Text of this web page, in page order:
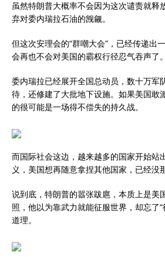
虽然特朗普大概率不会因为这次谴责就释
弃对委内瑞拉石油的觊觎。
但这次安理会的“群嘲大会”，已经传递出
会再也不会对美国的霸权行径忍气吞声了。
委内瑞拉已经展开全国总动员，数十万军
待，还修建了大批地下设施。如果美国敢
的很可能是一场得不偿失的持久战。
而国际社会这边，越来越多的国家开始站
义，美国想再随意拿捏其他国家，已经没
说到底，特朗普的嚣张跋扈，本质上是美
照，他以为靠武力就能征服世界，却忘了
道理。